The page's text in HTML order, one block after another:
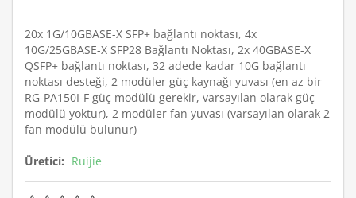
20x 1G/10GBASE-X SFP+ bağlantı noktası, 4x
10G/25GBASE-X SFP28 Bağlantı Noktası, 2x 40GBASE-X
QSFP+ bağlantı noktası, 32 adede kadar 10G bağlantı
noktası desteği, 2 modüler güç kaynağı yuvası (en az bir
RG-PA150I-F güç modülü gerekir, varsayılan olarak güç
modülü yoktur), 2 modüler fan yuvası (varsayılan olarak 2
fan modülü bulunur)
Üretici: Ruijie